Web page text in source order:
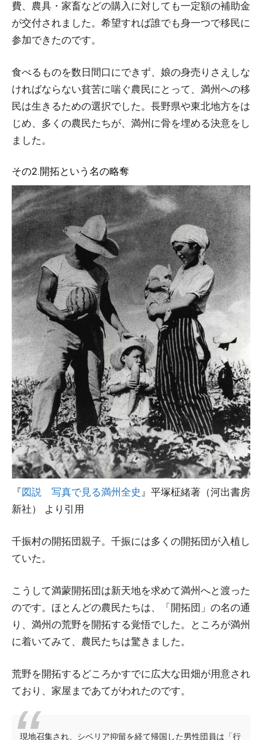
費、農具・家畜などの購入に対しても一定額の補助金
が交付されました。希望すれば誰でも身一つで移民に
参加できたのです。
食べるものを数日間口にできず、娘の身売りさえしな
ければならない貧苦に喘ぐ農民にとって、満州への移
民は生きるための選択でした。長野県や東北地方をは
じめ、多くの農民たちが、満州に骨を埋める決意をし
ました。
その2.開拓という名の略奪
『 図説 写真で見る満州全史 』平塚柾緒著（河出書房
新社） より引用
千振村の開拓団親子。千振には多くの開拓団が入植し
ていた。
こうして満蒙開拓団は新天地を求めて満州へと渡った
のです。ほとんどの農民たちは、「開拓団」の名の通
り、満州の荒野を開拓する覚悟でした。ところが満州
に着いてみて、農民たちは驚きました。
荒野を開拓するどころかすでに広大な田畑が用意され
ており、家屋まであてがわれたのです。
現地召集され、シベリア抑留を経て帰国した男性団員は「行